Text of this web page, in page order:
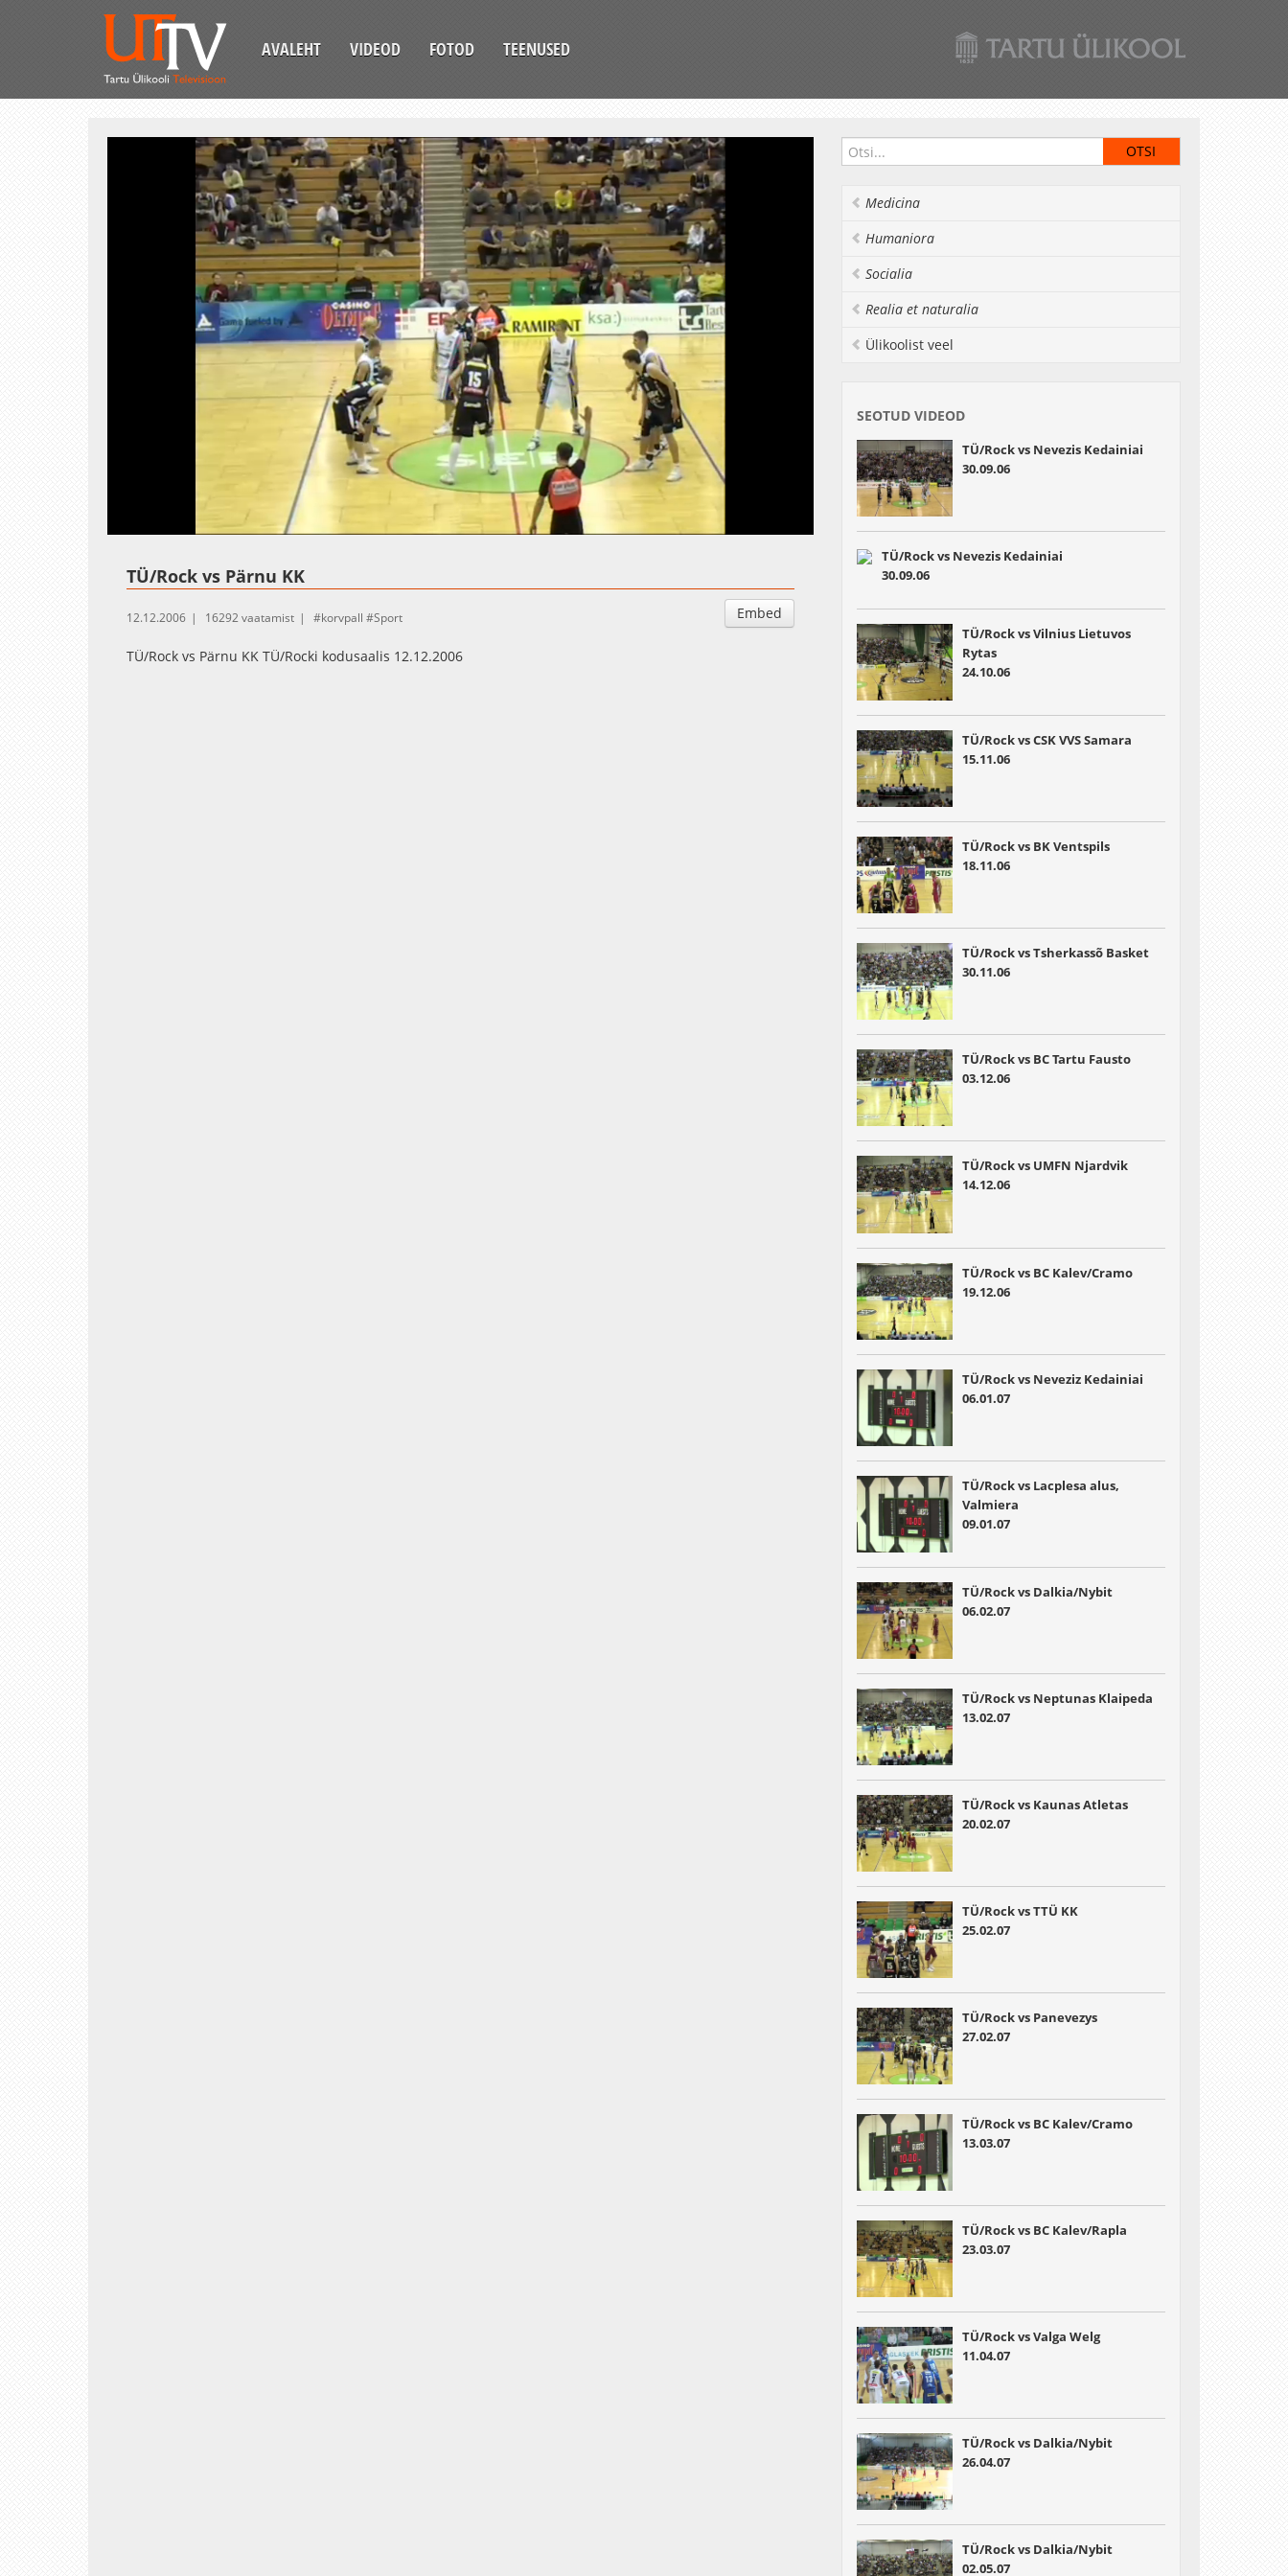
AVALEHT VIDEOD FOTOD TEENUSED
70.15%
TÜ/Rock vs Pärnu KK
Embed
12.12.2006 16292 vaatamist korvpall Sport
TÜ/Rock vs Pärnu KK TÜ/Rocki kodusaalis 12.12.2006
Medicina
Humaniora
Socialia
Realia et naturalia
Ülikoolist veel
SEOTUD VIDEOD
TÜ/Rock vs Nevezis Kedainiai
30.09.06
TÜ/Rock vs Nevezis Kedainiai
30.09.06
TÜ/Rock vs Vilnius Lietuvos
Rytas
24.10.06
TÜ/Rock vs CSK VVS Samara
15.11.06
TÜ/Rock vs BK Ventspils
18.11.06
TÜ/Rock vs Tsherkassõ Basket
30.11.06
TÜ/Rock vs BC Tartu Fausto
03.12.06
TÜ/Rock vs UMFN Njardvik
14.12.06
TÜ/Rock vs BC Kalev/Cramo
19.12.06
TÜ/Rock vs Neveziz Kedainiai
06.01.07
TÜ/Rock vs Lacplesa alus,
Valmiera
09.01.07
TÜ/Rock vs Dalkia/Nybit
06.02.07
TÜ/Rock vs Neptunas Klaipeda
13.02.07
TÜ/Rock vs Kaunas Atletas
20.02.07
TÜ/Rock vs TTÜ KK
25.02.07
TÜ/Rock vs Panevezys
27.02.07
TÜ/Rock vs BC Kalev/Cramo
13.03.07
TÜ/Rock vs BC Kalev/Rapla
23.03.07
TÜ/Rock vs Valga Welg
11.04.07
TÜ/Rock vs Dalkia/Nybit
26.04.07
TÜ/Rock vs Dalkia/Nybit
02.05.07